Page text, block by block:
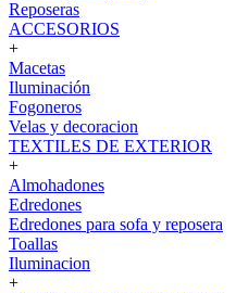
Reposeras
ACCESORIOS
+
Macetas
Iluminación
Fogoneros
Velas y decoracion
TEXTILES DE EXTERIOR
+
Almohadones
Edredones
Edredones para sofa y reposera
Toallas
Iluminacion
+